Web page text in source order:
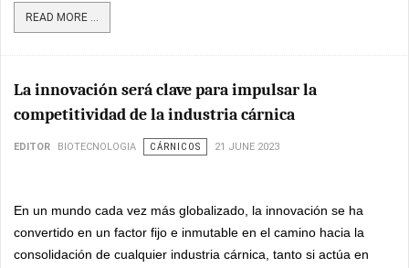
READ MORE ...
La innovación será clave para impulsar la
competitividad de la industria cárnica
EDITOR BIOTECNOLOGIA CÁRNICOS 21 JUNE 2023
En un mundo cada vez más globalizado, la innovación se ha
convertido en un factor fijo e inmutable en el camino hacia la
consolidación de cualquier industria cárnica, tanto si actúa en